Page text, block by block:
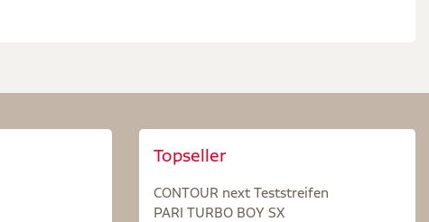
Topseller
CONTOUR next Teststreifen
PARI TURBO BOY SX